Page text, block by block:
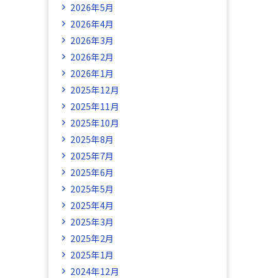
2026年5月
2026年4月
2026年3月
2026年2月
2026年1月
2025年12月
2025年11月
2025年10月
2025年8月
2025年7月
2025年6月
2025年5月
2025年4月
2025年3月
2025年2月
2025年1月
2024年12月